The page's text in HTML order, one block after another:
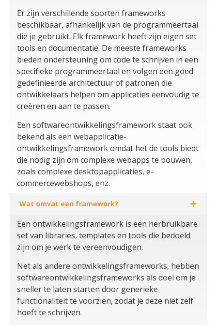
Er zijn verschillende soorten frameworks
beschikbaar, afhankelijk van de programmeertaal
die je gebruikt. Elk framework heeft zijn eigen set
tools en documentatie. De meeste frameworks
bieden ondersteuning om code te schrijven in een
specifieke programmeertaal en volgen een goed
gedefinieerde architectuur of patronen die
ontwikkelaars helpen om applicaties eenvoudig te
creëren en aan te passen.
Een softwareontwikkelingsframework staat ook
bekend als een webapplicatie-
ontwikkelingsframework omdat het de tools biedt
die nodig zijn om complexe webapps te bouwen,
zoals complexe desktopapplicaties, e-
commercewebshops, enz.
Wat omvat een framework?
Een ontwikkelingsframework is een herbruikbare
set van libraries, templates en tools die bedoeld
zijn om je werk te vereenvoudigen.
Net als andere ontwikkelingsframeworks, hebben
softwareontwikkelingsframeworks als doel om je
sneller te laten starten door generieke
functionaliteit te voorzien, zodat je deze niet zelf
hoeft te schrijven.